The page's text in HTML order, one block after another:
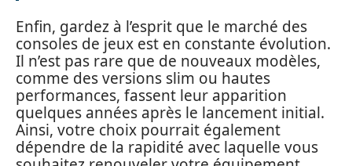
Enfin, gardez à l’esprit que le marché des
consoles de jeux est en constante évolution.
Il n’est pas rare que de nouveaux modèles,
comme des versions slim ou hautes
performances, fassent leur apparition
quelques années après le lancement initial.
Ainsi, votre choix pourrait également
dépendre de la rapidité avec laquelle vous